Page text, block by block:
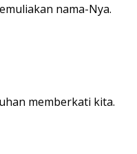
nama-Nya.
memberkati kita.